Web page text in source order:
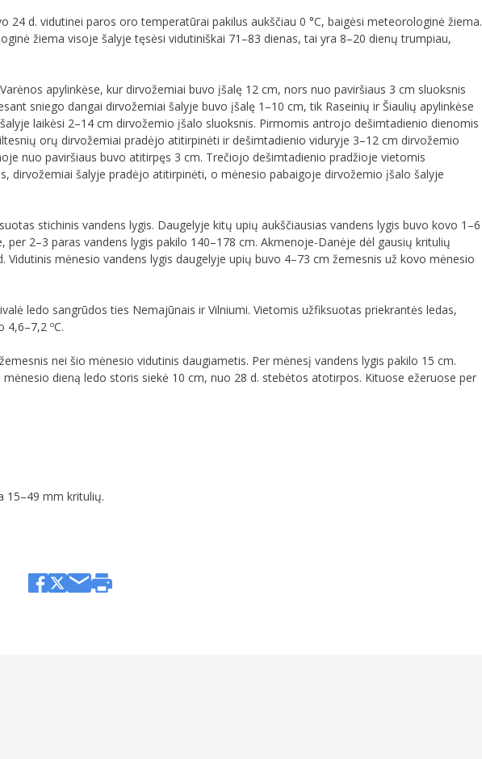
d. vidutinei paros oro temperatūrai pakilus aukščiau 0 °C, baigėsi meteorologinė žiema.
žiema visoje šalyje tęsėsi vidutiniškai 71–83 dienas, tai yra 8–20 dienų trumpiau,
apylinkėse, kur dirvožemiai buvo įšalę 12 cm, nors nuo paviršiaus 3 cm sluoksnis
sniego dangai dirvožemiai šalyje buvo įšalę 1–10 cm, tik Raseinių ir Šiaulių apylinkėse
laikėsi 2–14 cm dirvožemio įšalo sluoksnis. Pirmomis antrojo dešimtadienio dienomis
orų dirvožemiai pradėjo atitirpinėti ir dešimtadienio viduryje 3–12 cm dirvožemio
nuo paviršiaus buvo atitirpęs 3 cm. Trečiojo dešimtadienio pradžioje vietomis
dirvožemiai šalyje pradėjo atitirpinėti, o mėnesio pabaigoje dirvožemio įšalo šalyje
stichinis vandens lygis. Daugelyje kitų upių aukščiausias vandens lygis buvo kovo 1–6
2–3 paras vandens lygis pakilo 140–178 cm. Akmenoje-Danėje dėl gausių kritulių
mėnesio vandens lygis daugelyje upių buvo 4–73 cm žemesnis už kovo mėnesio
ledo sangrūdos ties Nemajūnais ir Vilniumi. Vietomis užfiksuotas priekrantės ledas,
ºC.
nei šio mėnesio vidutinis daugiametis. Per mėnesį vandens lygis pakilo 15 cm.
dieną ledo storis siekė 10 cm, nuo 28 d. stebėtos atotirpos. Kituose ežeruose per
15–49 mm kritulių.